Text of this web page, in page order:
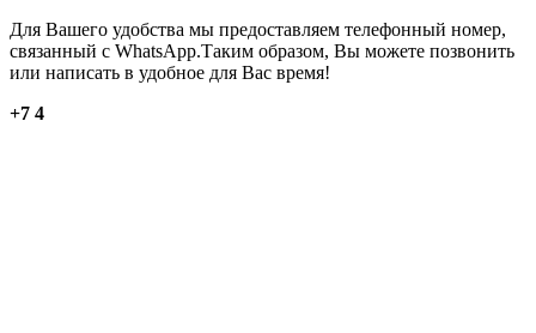
Для Вашего удобства мы предоставляем телефонный номер,
связанный с WhatsApp.Таким образом, Вы можете позвонить
или написать в удобное для Вас время!
+7 4